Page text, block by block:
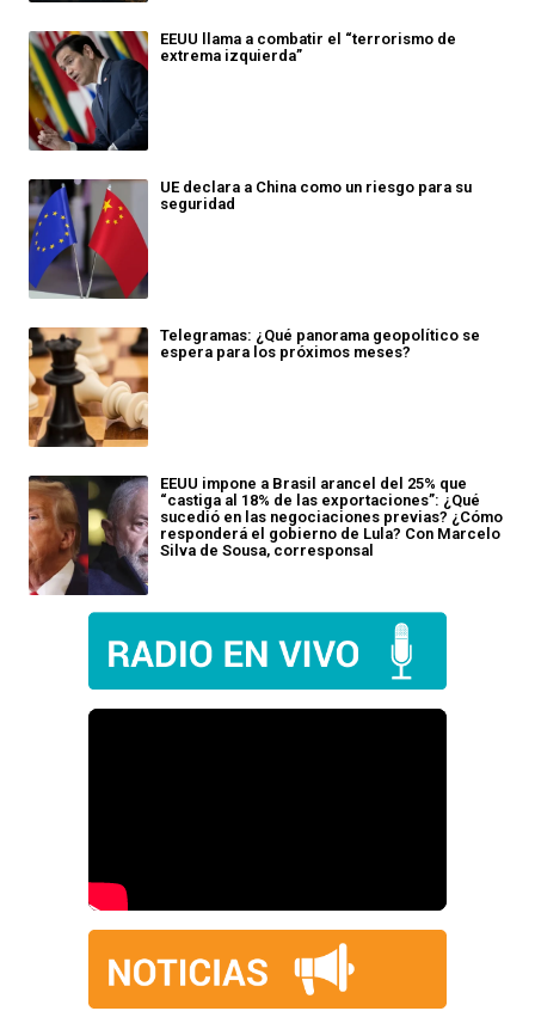
EEUU llama a combatir el “terrorismo de
extrema izquierda”
UE declara a China como un riesgo para su
seguridad
Telegramas: ¿Qué panorama geopolítico se
espera para los próximos meses?
EEUU impone a Brasil arancel del 25% que
“castiga al 18% de las exportaciones”: ¿Qué
sucedió en las negociaciones previas? ¿Cómo
responderá el gobierno de Lula? Con Marcelo
Silva de Sousa, corresponsal